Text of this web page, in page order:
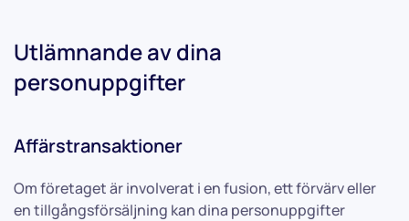
Utlämnande av dina
personuppgifter
Affärstransaktioner
Om företaget är involverat i en fusion, ett förvärv eller
en tillgångsförsäljning kan dina personuppgifter